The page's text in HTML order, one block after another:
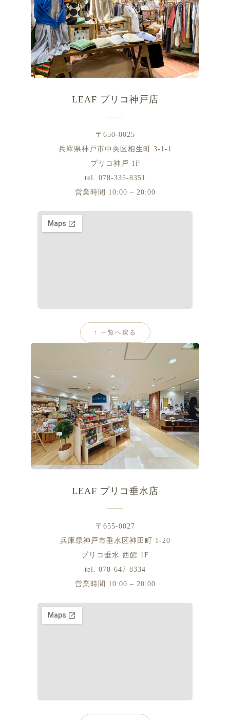
LEAF プリコ神戸店
〒650-0025
兵庫県神戸市中央区相生町 3-1-1
プリコ神戸 1F
tel. 078-335-8351
営業時間 10:00 – 20:00
↑ 一覧へ戻る
LEAF プリコ垂水店
〒655-0027
兵庫県神戸市垂水区神田町 1-20
プリコ垂水 西館 1F
tel. 078-647-8334
営業時間 10:00 – 20:00